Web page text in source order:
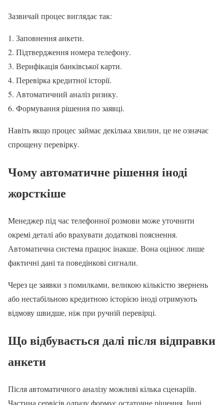
Зазвичай процес виглядає так:
Заповнення анкети.
Підтвердження номера телефону.
Верифікація банківської карти.
Перевірка кредитної історії.
Автоматичний аналіз ризику.
Формування рішення по заявці.
Навіть якщо процес займає декілька хвилин, це не означає
спрощену перевірку.
Чому автоматичне рішення іноді
жорсткіше
Менеджер під час телефонної розмови може уточнити
окремі деталі або врахувати додаткові пояснення.
Автоматична система працює інакше. Вона оцінює лише
фактичні дані та поведінкові сигнали.
Через це заявки з помилками, великою кількістю звернень
або нестабільною кредитною історією іноді отримують
відмову швидше, ніж при ручній перевірці.
Що відбувається далі після відправки
анкети
Після автоматичного аналізу можливі кілька сценаріїв.
Частина сервісів одразу формує остаточне рішення. Інші